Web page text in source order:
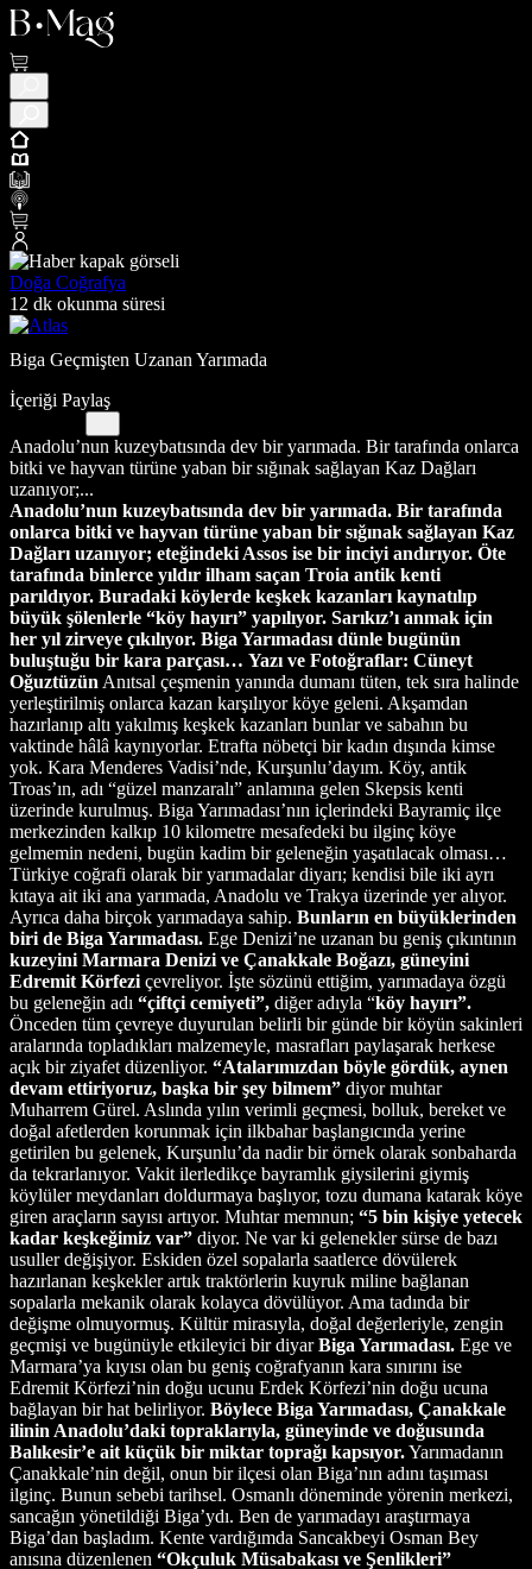
Doğa Coğrafya
12 dk okunma süresi
Biga Geçmişten Uzanan Yarımada
İçeriği Paylaş
Anadolu’nun kuzeybatısında dev bir yarımada. Bir tarafında onlarca
bitki ve hayvan türüne yaban bir sığınak sağlayan Kaz Dağları
uzanıyor;...
Anadolu’nun kuzeybatısında dev bir yarımada. Bir tarafında
onlarca bitki ve hayvan türüne yaban bir sığınak sağlayan Kaz
Dağları uzanıyor; eteğindeki Assos ise bir inciyi andırıyor. Öte
tarafında binlerce yıldır ilham saçan Troia antik kenti
parıldıyor. Buradaki köylerde keşkek kazanları kaynatılıp
büyük şölenlerle “köy hayırı” yapılıyor. Sarıkız’ı anmak için
her yıl zirveye çıkılıyor. Biga Yarımadası dünle bugünün
buluştuğu bir kara parçası… Yazı ve Fotoğraflar: Cüneyt
Oğuztüzün Anıtsal çeşmenin yanında dumanı tüten, tek sıra halinde
yerleştirilmiş onlarca kazan karşılıyor köye geleni. Akşamdan
hazırlanıp altı yakılmış keşkek kazanları bunlar ve sabahın bu
vaktinde hâlâ kaynıyorlar. Etrafta nöbetçi bir kadın dışında kimse
yok. Kara Menderes Vadisi’nde, Kurşunlu’dayım. Köy, antik
Troas’ın, adı “güzel manzaralı” anlamına gelen Skepsis kenti
üzerinde kurulmuş. Biga Yarımadası’nın içlerindeki Bayramiç ilçe
merkezinden kalkıp 10 kilometre mesafedeki bu ilginç köye
gelmemin nedeni, bugün kadim bir geleneğin yaşatılacak olması…
Türkiye coğrafi olarak bir yarımadalar diyarı; kendisi bile iki ayrı
kıtaya ait iki ana yarımada, Anadolu ve Trakya üzerinde yer alıyor.
Ayrıca daha birçok yarımadaya sahip. Bunların en büyüklerinden
biri de Biga Yarımadası. Ege Denizi’ne uzanan bu geniş çıkıntının
kuzeyini Marmara Denizi ve Çanakkale Boğazı, güneyini
Edremit Körfezi çevreliyor. İşte sözünü ettiğim, yarımadaya özgü
bu geleneğin adı “çiftçi cemiyeti”, diğer adıyla “köy hayırı”.
Önceden tüm çevreye duyurulan belirli bir günde bir köyün sakinleri
aralarında topladıkları malzemeyle, masrafları paylaşarak herkese
açık bir ziyafet düzenliyor. “Atalarımızdan böyle gördük, aynen
devam ettiriyoruz, başka bir şey bilmem” diyor muhtar
Muharrem Gürel. Aslında yılın verimli geçmesi, bolluk, bereket ve
doğal afetlerden korunmak için ilkbahar başlangıcında yerine
getirilen bu gelenek, Kurşunlu’da nadir bir örnek olarak sonbaharda
da tekrarlanıyor. Vakit ilerledikçe bayramlık giysilerini giymiş
köylüler meydanları doldurmaya başlıyor, tozu dumana katarak köye
giren araçların sayısı artıyor. Muhtar memnun; “5 bin kişiye yetecek
kadar keşkeğimiz var” diyor. Ne var ki gelenekler sürse de bazı
usuller değişiyor. Eskiden özel sopalarla saatlerce dövülerek
hazırlanan keşkekler artık traktörlerin kuyruk miline bağlanan
sopalarla mekanik olarak kolayca dövülüyor. Ama tadında bir
değişme olmuyormuş. Kültür mirasıyla, doğal değerleriyle, zengin
geçmişi ve bugünüyle etkileyici bir diyarBiga Yarımadası. Ege ve
Marmara’ya kıyısı olan bu geniş coğrafyanın kara sınırını ise
Edremit Körfezi’nin doğu ucunu Erdek Körfezi’nin doğu ucuna
bağlayan bir hat belirliyor. Böylece Biga Yarımadası, Çanakkale
ilinin Anadolu’daki topraklarıyla, güneyinde ve doğusunda
Balıkesir’e ait küçük bir miktar toprağı kapsıyor.Yarımadanın
Çanakkale’nin değil, onun bir ilçesi olan Biga’nın adını taşıması
ilginç. Bunun sebebi tarihsel. Osmanlı döneminde yörenin merkezi,
sancağın yönetildiği Biga’ydı. Ben de yarımadayı araştırmaya
Biga’dan başladım. Kente vardığımda Sancakbeyi Osman Bey
anısına düzenlenen “Okçuluk Müsabakası ve Şenlikleri”